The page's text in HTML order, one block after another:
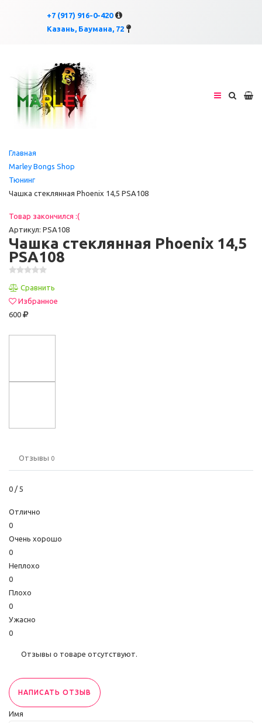
+7 (917) 916-0-420
Казань, Баумана, 72×
Главная
Marley Bongs Shop
Тюнинг
Чашка стеклянная Phoenix 14,5 PSA108
Товар закончился :(
Артикул: PSA108
Чашка стеклянная Phoenix 14,5
PSA108
Сравнить
Избранное
600
Отзывы 0
0 / 5
Отлично
0
Очень хорошо
0
Неплохо
0
Плохо
0
Ужасно
0
Отзывы о товаре отсутствуют.
НАПИСАТЬ ОТЗЫВ
Имя